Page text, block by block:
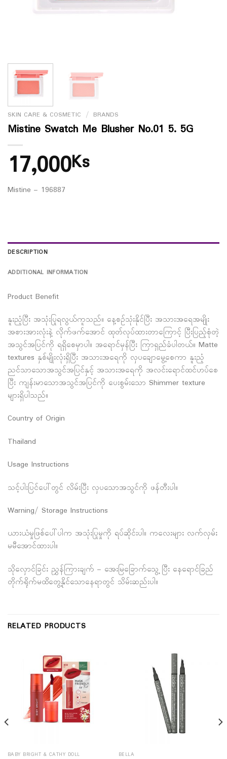
SKIN CARE & COSMETIC / BRANDS
Mistine Swatch Me Blusher No.01 5. 5G
17,000Ks
Mistine – 196887
DESCRIPTION
ADDITIONAL INFORMATION
Product Benefit
နူးညံ့ပြီး အသုံးပြုရလွယ်ကူသည်။ နေ့စဉ်သုံးနိုင်ပြီး အသားအရေအမျိုး
အစားအားလုံးနဲ့ လိုက်ဖက်အောင် ထုတ်လုပ်ထားတာကြောင့် ပြီးပြည့်စုံတဲ့
အသွင်အပြင်ကို ရရှိစေမှာပါ။ အရောင်မှန်ပြီး ကြာရှည်ခံပါတယ်။ Matte
textures နှစ်မျိုးလုံးရှိပြီး အသားအရေကို လှပချောမွေ့စေကာ နူးညံ့
ညင်သာသောအသွင်အပြင်နှင့် အသားအရေကို အလင်းရောင်ထင်ဟပ်စေ
ပြီး ကျန်းမာသောအသွင်အပြင်ကို ပေးစွမ်းသော Shimmer texture
များရှိပါသည်။
Country of Origin
Thailand
Usage Instructions
သင့်ပါးပြင်ပေါ်တွင် လိမ်းပြီး လှပသောအသွင်ကို ဖန်တီးပါ။
Warning/ Storage Instructions
ယားယံမှုဖြစ်ပေါ်ပါက အသုံးပြုမှုကို ရပ်ဆိုင်းပါ။ ကလေးများ လက်လှမ်း
မမီအောင်ထားပါ။
သိုလှောင်ခြင်း ညွှန်ကြားချက် – အေးမြခြောက်သွေ့ ပြီး နေရောင်ခြည်
တိုက်ရိုက်မထိတွေ့နိုင်သောနေရာတွင် သိမ်းဆည်းပါ။
RELATED PRODUCTS
BABY BRIGHT & CATHY DOLL BELLA